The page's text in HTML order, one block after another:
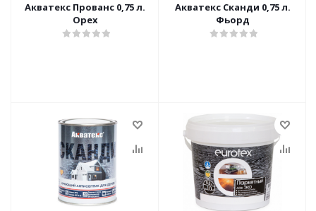
Акватекс Прованс 0,75 л.
Орех
Акватекс Сканди 0,75 л.
Фьорд